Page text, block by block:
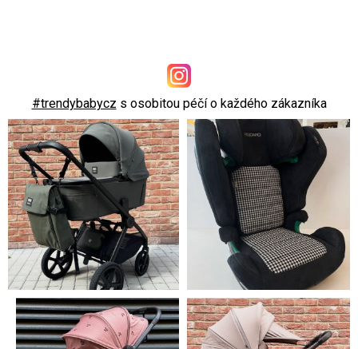
#trendybabycz s osobitou péčí o každého zákazníka